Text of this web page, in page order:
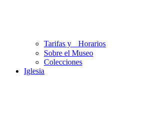
Tarifas y Horarios
Sobre el Museo
Colecciones
Iglesia